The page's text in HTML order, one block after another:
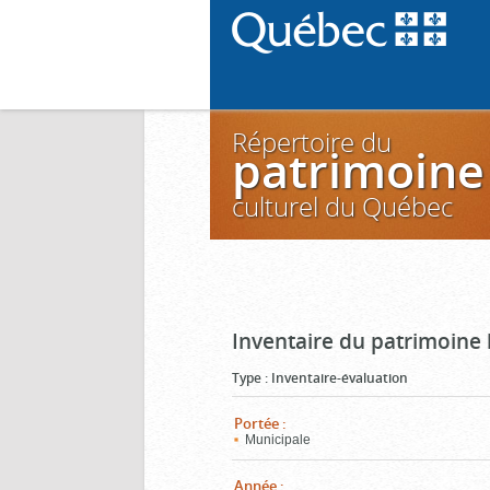
Répertoire du
patrimoine
culturel du Québec
Inventaire du patrimoine
Type : Inventaire-évaluation
Portée :
Municipale